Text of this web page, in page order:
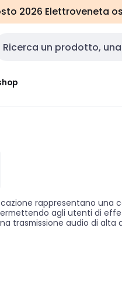
2026 Elettroveneta
Cerca input
rappresentano una
agli utenti di
trasmissione audio di